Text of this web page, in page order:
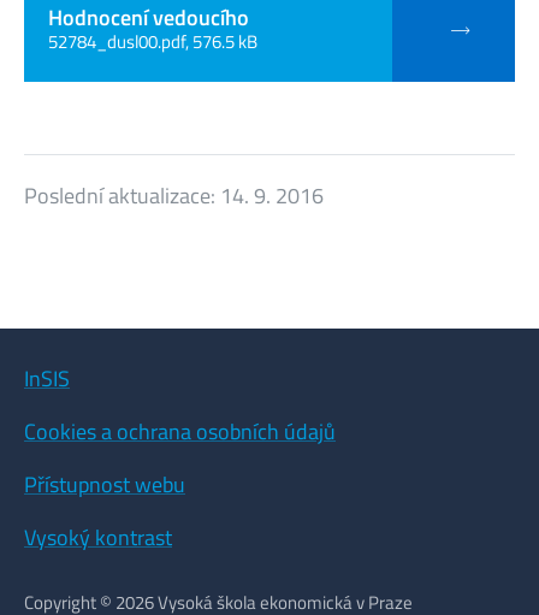
Hodnocení vedoucího
52784_dusl00.pdf, 576.5 kB
Poslední aktualizace: 14. 9. 2016
InSIS
Cookies a ochrana osobních údajů
Přístupnost webu
Vysoký kontrast
Copyright © 2026 Vysoká škola ekonomická v Praze